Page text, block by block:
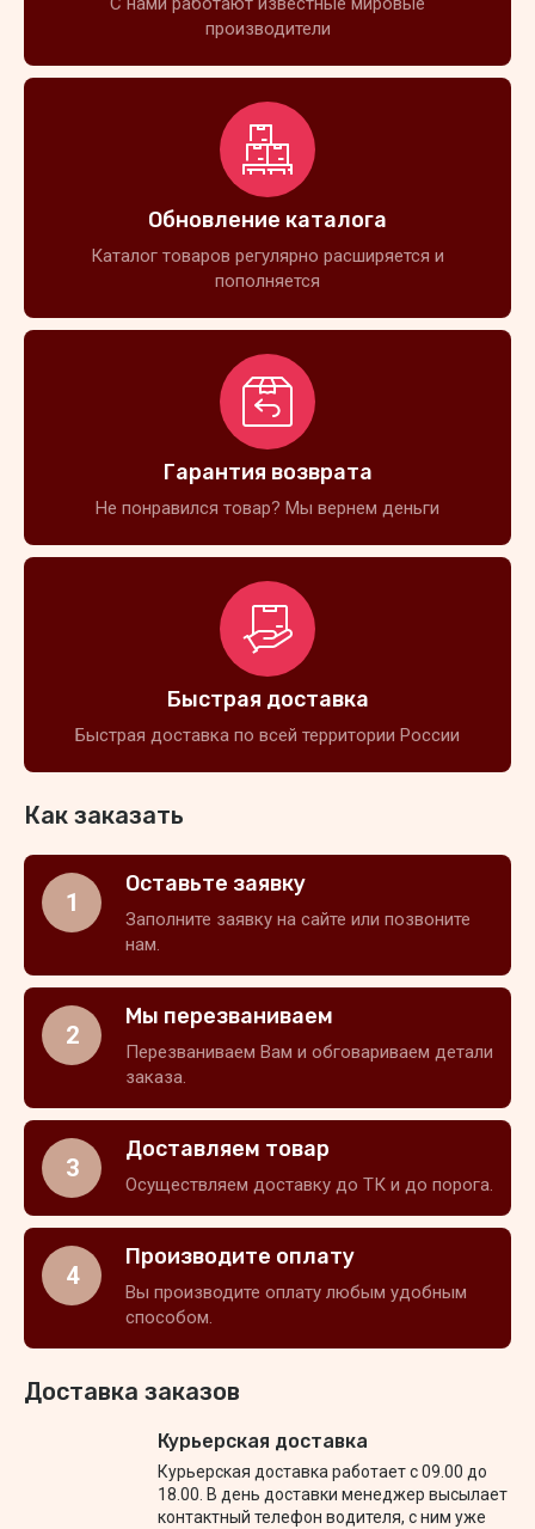
производители
Обновление каталога
Каталог товаров регулярно расширяется и
пополняется
Гарантия возврата
Не понравился товар? Мы вернем деньги
Быстрая доставка
Быстрая доставка по всей территории России
Как заказать
1
Оставьте заявку
Заполните заявку на сайте или позвоните
нам.
2
Мы перезваниваем
Перезваниваем Вам и обговариваем детали
заказа.
3
Доставляем товар
Осуществляем доставку до ТК и до порога.
4
Производите оплату
Вы производите оплату любым удобным
способом.
Доставка заказов
Курьерская доставка
Курьерская доставка работает с 09.00 до
18.00. В день доставки менеджер высылает
контактный телефон водителя, с ним уже